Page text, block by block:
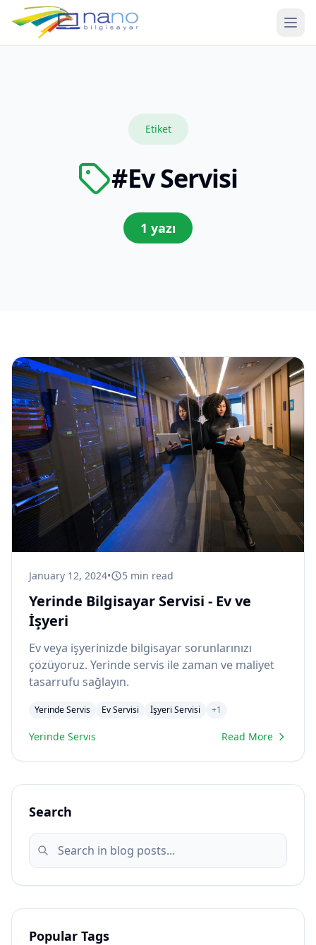
Etiket
#Ev Servisi
1 yazı
January 12, 2024• 5 min read
Yerinde Bilgisayar Servisi - Ev ve
İşyeri
Ev veya işyerinizde bilgisayar sorunlarınızı
çözüyoruz. Yerinde servis ile zaman ve maliyet
tasarrufu sağlayın.
Yerinde Servis Ev Servisi İşyeri Servisi +1
Yerinde Servis Read More
Search
Popular Tags